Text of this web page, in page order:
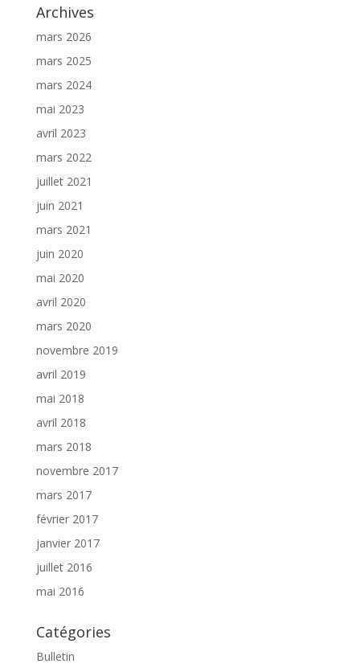
Archives
mars 2026
mars 2025
mars 2024
mai 2023
avril 2023
mars 2022
juillet 2021
juin 2021
mars 2021
juin 2020
mai 2020
avril 2020
mars 2020
novembre 2019
avril 2019
mai 2018
avril 2018
mars 2018
novembre 2017
mars 2017
février 2017
janvier 2017
juillet 2016
mai 2016
Catégories
Bulletin